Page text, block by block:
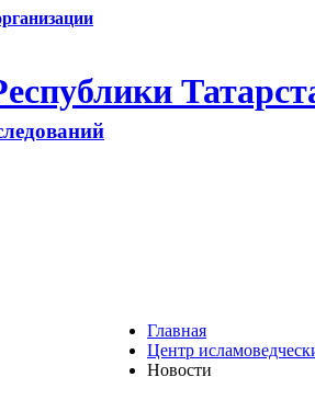
Главная
Центр
Новости